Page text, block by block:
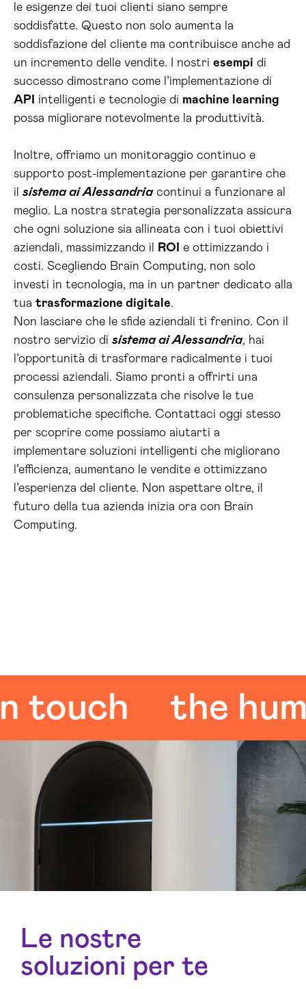
le esigenze dei tuoi clienti siano sempre
soddisfatte. Questo non solo aumenta la
soddisfazione del cliente ma contribuisce anche ad
un incremento delle vendite. I nostri esempi di
successo dimostrano come l’implementazione di
API
intelligenti e tecnologie di machine learning
possa migliorare notevolmente la produttività.
Inoltre, offriamo un monitoraggio continuo e
supporto post-implementazione per garantire che
il sistema ai Alessandriacontinui a funzionare al
meglio. La nostra strategia personalizzata assicura
che ogni soluzione sia allineata con i tuoi obiettivi
aziendali, massimizzando il
ROI
e ottimizzando i
costi. Scegliendo Brain Computing, non solo
investi in tecnologia, ma in un partner dedicato alla
tua trasformazione digitale.
Non lasciare che le sfide aziendali ti frenino. Con il
nostro servizio di sistema ai Alessandria, hai
l’opportunità di trasformare radicalmente i tuoi
processi aziendali. Siamo pronti a offrirti una
consulenza personalizzata che risolve le tue
problematiche specifiche. Contattaci oggi stesso
per scoprire come possiamo aiutarti a
implementare soluzioni intelligenti che migliorano
l’efficienza, aumentano le vendite e ottimizzano
l’esperienza del cliente. Non aspettare oltre, il
futuro della tua azienda inizia ora con Brain
Computing.
the human
Le nostre
soluzioni per te